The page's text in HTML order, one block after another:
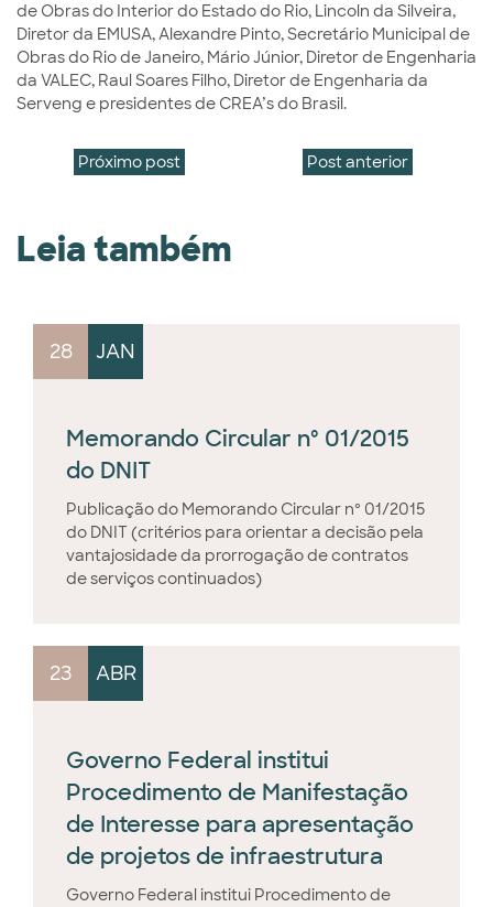
de Obras do Interior do Estado do Rio, Lincoln da Silveira,
Diretor da EMUSA, Alexandre Pinto, Secretário Municipal de
Obras do Rio de Janeiro, Mário Júnior, Diretor de Engenharia
da VALEC, Raul Soares Filho, Diretor de Engenharia da
Serveng e presidentes de CREA’s do Brasil.
Próximo post Post anterior
Leia também
28 JAN
Memorando Circular nº 01/2015
do DNIT
Publicação do Memorando Circular nº 01/2015
do DNIT (critérios para orientar a decisão pela
vantajosidade da prorrogação de contratos
de serviços continuados)
23 ABR
Governo Federal institui
Procedimento de Manifestação
de Interesse para apresentação
de projetos de infraestrutura
Governo Federal institui Procedimento de